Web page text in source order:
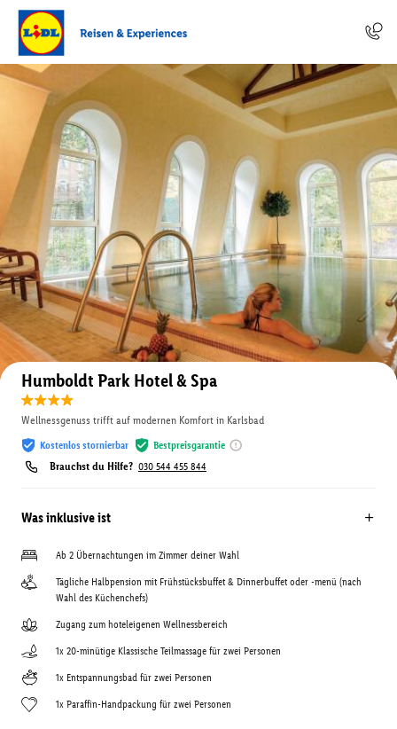
Auf der Karte anzeigen
Humboldt Park Hotel & Spa
Wellnessgenuss trifft auf modernen Komfort in Karlsbad
Kostenlos stornierbar Bestpreisgarantie
Brauchst du Hilfe? 030 544 455 844
Was inklusive ist
Ab 2 Übernachtungen im Zimmer deiner Wahl
Tägliche Halbpension mit Frühstücksbuffet & Dinnerbuffet oder -menü (nach
Wahl des Küchenchefs)
Zugang zum hoteleigenen Wellnessbereich
1x 20-minütige Klassische Teilmassage für zwei Personen
1x Entspannungsbad für zwei Personen
1x Paraffin-Handpackung für zwei Personen